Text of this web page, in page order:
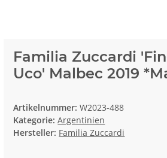
Familia Zuccardi
Uco' Malbec 2019
Artikelnummer:W2023-488
Kategorie:Argentinien
Hersteller: Familia Zuccardi